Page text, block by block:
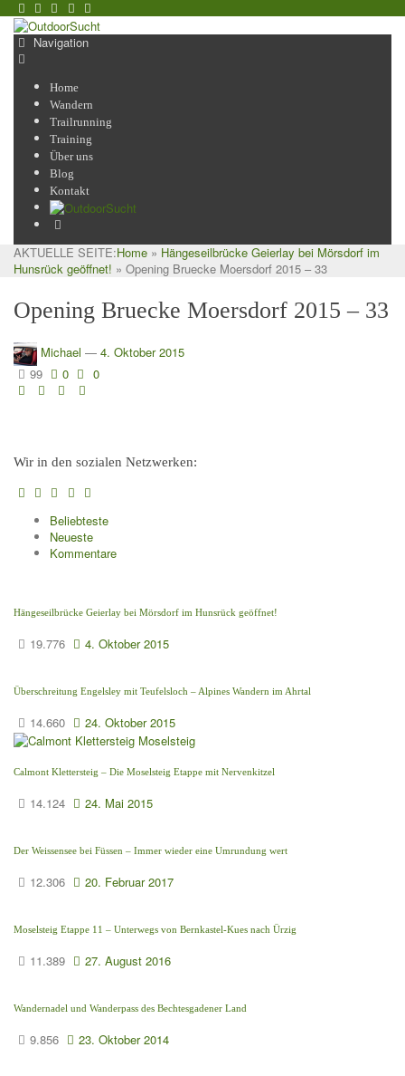
Navigation
Home
Wandern
Trailrunning
Training
Über uns
Blog
Kontakt
AKTUELLE SEITE:Home » Hängeseilbrücke Geierlay bei Mörsdorf im
Hunsrück geöffnet! » Opening Bruecke Moersdorf 2015 – 33
Opening Bruecke Moersdorf 2015 – 33
Michael — 4. Oktober 2015
99
0 0
Wir in den sozialen Netzwerken:
Beliebteste
Neueste
Kommentare
Hängeseilbrücke Geierlay bei Mörsdorf im Hunsrück geöffnet!
19.776 4. Oktober 2015
Überschreitung Engelsley mit Teufelsloch – Alpines Wandern im Ahrtal
14.660 24. Oktober 2015
Calmont Klettersteig – Die Moselsteig Etappe mit Nervenkitzel
14.124 24. Mai 2015
Der Weissensee bei Füssen – Immer wieder eine Umrundung wert
12.306 20. Februar 2017
Moselsteig Etappe 11 – Unterwegs von Bernkastel-Kues nach Ürzig
11.389 27. August 2016
Wandernadel und Wanderpass des Bechtesgadener Land
9.856 23. Oktober 2014